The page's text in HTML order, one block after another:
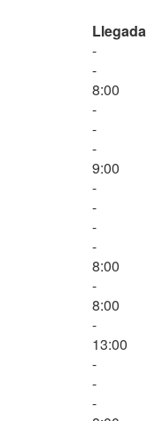
Llegada
-
-
8:00
-
-
-
9:00
-
-
-
-
8:00
-
8:00
-
13:00
-
-
-